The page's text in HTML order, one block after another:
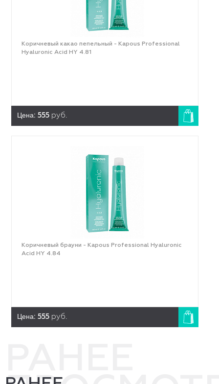
Коричневый какао пепельный - Kapous Professional
Hyaluronic Acid HY 4.81
Цена: 555 руб.
Коричневый брауни - Kapous Professional Hyaluronic
Acid HY 4.84
Цена: 555 руб.